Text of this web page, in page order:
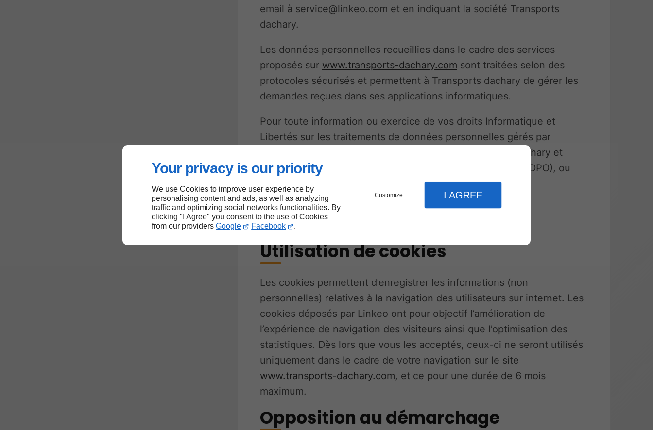
Your privacy is our priority
We use Cookies to improve user experience by
personalising content and ads, as well as analyzing
traffic and optimizing social networks functionalities. By
clicking "I Agree" you consent to the use of Cookies
from our providers Google Facebook .
Customize I AGREE
email à service@linkeo.com et en indiquant la société Transports
dachary.
Les données personnelles recueillies dans le cadre des services
proposés sur www.transports-dachary.com sont traitées selon des
protocoles sécurisés et permettent à Transports dachary de gérer les
demandes reçues dans ses applications informatiques.
Pour toute information ou exercice de vos droits Informatique et
Libertés sur les traitements de données personnelles gérés par
Transports dachary, vous pouvez contacter Transports dachary et
éventuellement son délégué à la protection des données (DPO), ou
vous tourner vers la
Ajuster mes préférences en matière de cookies.
Utilisation de cookies
Les cookies permettent d’enregistrer les informations (non
personnelles) relatives à la navigation des utilisateurs sur internet. Les
cookies déposés par Linkeo ont pour objectif l’amélioration de
l’expérience de navigation des visiteurs ainsi que l’optimisation des
statistiques. Dès lors que vous les acceptés, ceux-ci ne seront utilisés
uniquement dans le cadre de votre navigation sur le site
www.transports-dachary.com, et ce pour une durée de 6 mois
maximum.
Opposition au démarchage